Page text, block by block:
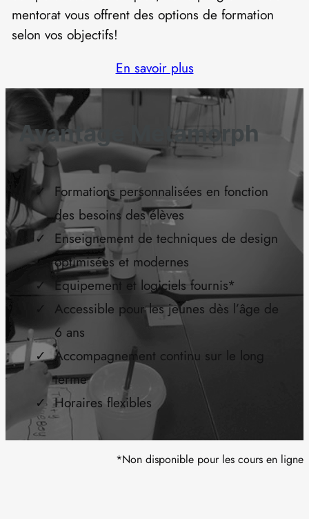
mentorat vous offrent des options de formation
selon vos objectifs!
En savoir plus
Avantage Metamorph
Formations personnalisées en fonction
des besoins des élèves
Enseignement de techniques de design
optimisées et modernes
Équipement et logiciels fournis*
Accessible pour les jeunes dès l’âge de
6 ans
Accompagnement continu sur le long
terme
Horaires flexibles
*Non disponible pour les cours en ligne